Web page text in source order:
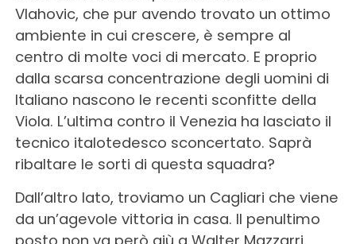
Vlahovic, che pur avendo trovato un ottimo
ambiente in cui crescere, è sempre al
centro di molte voci di mercato. E proprio
dalla scarsa concentrazione degli uomini di
Italiano nascono le recenti sconfitte della
Viola. L’ultima contro il Venezia ha lasciato il
tecnico italotedesco sconcertato. Saprà
ribaltare le sorti di questa squadra?
Dall’altro lato, troviamo un Cagliari che viene
da un’agevole vittoria in casa. Il penultimo